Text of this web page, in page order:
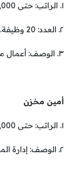
١. الراتب: حتى 10,000 جنيه.
٢. العدد: 20 وظيفة.
٣. الوصف: أعمال ميدانية بحرية.
أمين مخزن
١. الراتب: حتى 9,000 جنيه.
٢. الوصف: إدارة المخازن.